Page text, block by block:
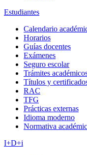
Estudiantes
Calendario
Horarios
Guías docentes
Exámenes
Seguro escolar
Trámites
Títulos y
RAC
TFG
Prácticas externas
Idioma moderno
Normativa
I+D+i